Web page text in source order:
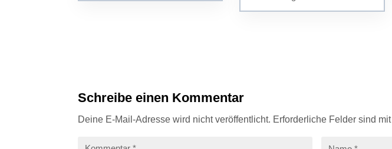
Schreibe einen Kommentar
Deine E-Mail-Adresse wird nicht veröffentlicht. Erforderliche Felder sind mit